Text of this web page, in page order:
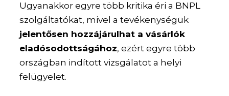
Ugyanakkor egyre több kritika éri a BNPL
szolgáltatókat, mivel a tevékenységük
jelentősen hozzájárulhat a vásárlók
eladósodottságához, ezért egyre több
országban indított vizsgálatot a helyi
felügyelet.